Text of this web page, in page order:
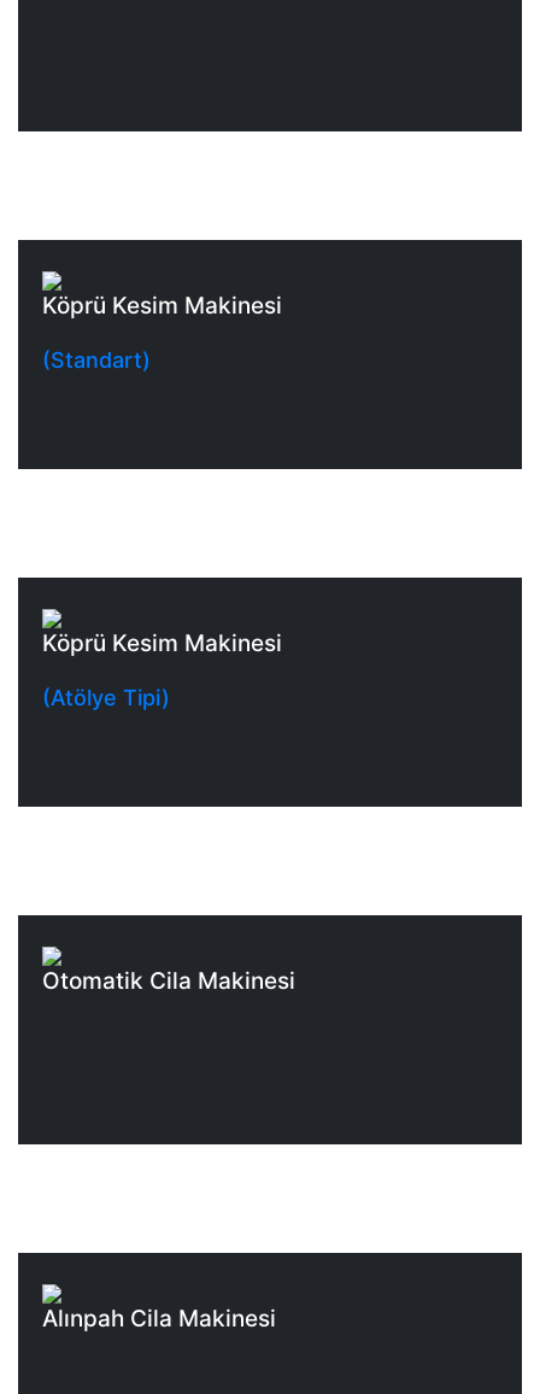
Köprü Kesim Makinesi
(Standart)
Köprü Kesim Makinesi
(Atölye Tipi)
Otomatik Cila Makinesi
Alınpah Cila Makinesi